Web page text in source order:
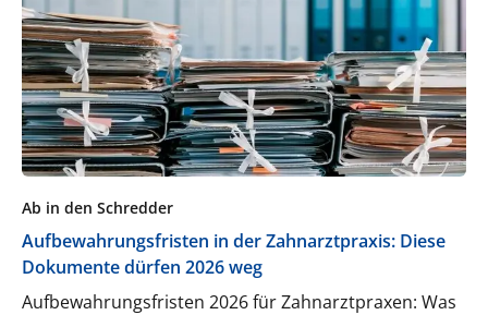
Ab in den Schredder
Aufbewahrungsfristen in der Zahnarztpraxis: Diese
Dokumente dürfen 2026 weg
Aufbewahrungsfristen 2026 für Zahnarztpraxen: Was